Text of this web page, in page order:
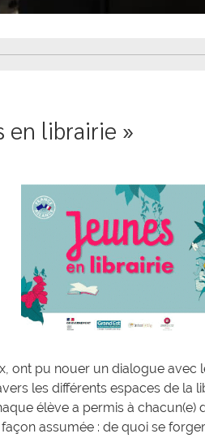
en librairie »
ont pu nouer un dialogue avec
les différents espaces de la
élève a permis à chacun(e)
assumée : de quoi se